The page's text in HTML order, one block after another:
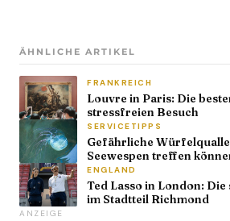
ÄHNLICHE ARTIKEL
FRANKREICH
Louvre in Paris: Die
stressfreien Besuch
SERVICETIPPS
Gefährliche
Seewespen treffen
ENGLAND
Ted Lasso in London:
im Stadtteil Richmond
ANZEIGE